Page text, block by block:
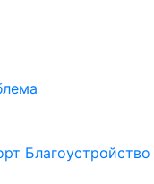
Благоустройство